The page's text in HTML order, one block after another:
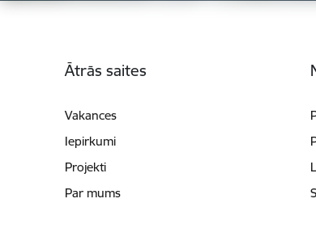
Ātrās saites
Vakances
Iepirkumi
Projekti
Par mums